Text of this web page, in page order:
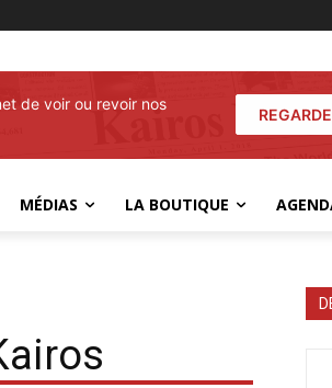
de voir ou revoir nos
MÉDIAS LA BOUTIQUE